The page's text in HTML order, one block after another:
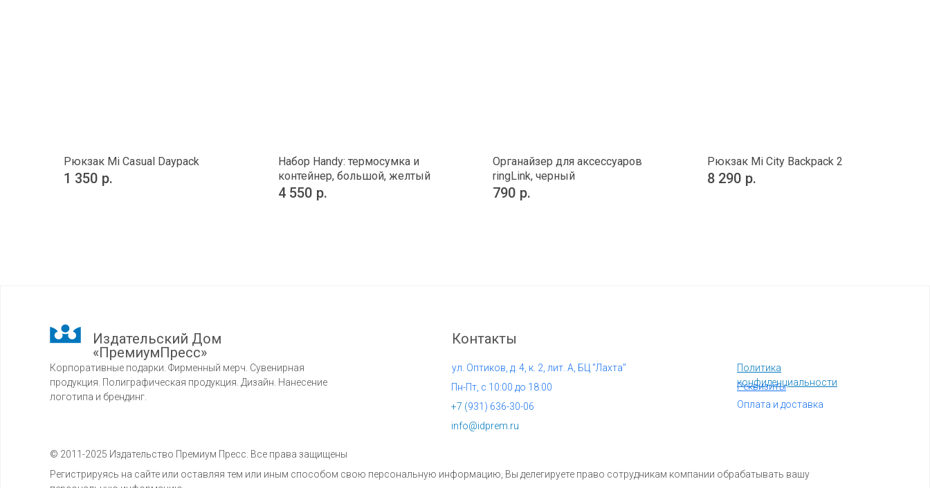
Рюкзак Mi Casual Daypack
1 350 р.
Набор Handy: термосумка и
контейнер, большой, желтый
4 550 р.
Органайзер для аксессуаров
ringLink, черный
790 р.
Рюкзак Mi City Backpack 2
8 290 р.
© 2011-2025 Издательство Премиум Пресс. Все права защищены
Издательский Дом
«ПремиумПресс»
Корпоративные подарки. Фирменный мерч. Сувенирная
продукция. Полиграфическая продукция. Дизайн. Нанесение
логотипа и брендинг.
Регистрируясь на сайте или оставляя тем или иным способом свою персональную информацию, Вы делегируете право сотрудникам компании обрабатывать вашу
info@idprem.ru
Контакты
Политика
конфиденциальности
+7 (931) 636-30-06
Реквизиты
ул. Оптиков, д. 4, к. 2, лит. А, БЦ "Лахта"
Оплата и доставка
Пн-Пт, с 10:00 до 18:00